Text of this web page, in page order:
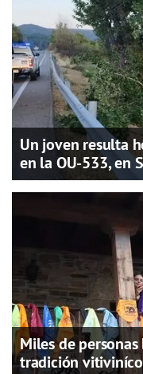
Un joven resulta
en la OU-533, en
Miles de
tradición